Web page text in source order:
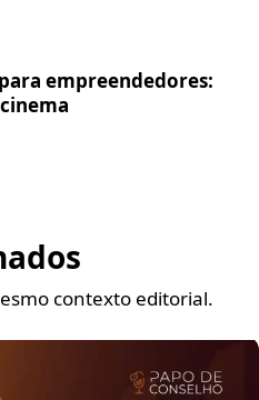
empreendedores:
contexto editorial.